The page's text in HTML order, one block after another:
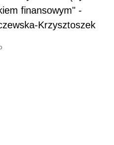
finansowym" -
Krzysztoszek